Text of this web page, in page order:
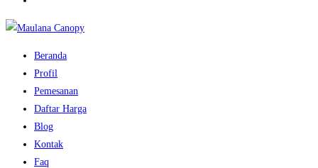
Beranda
Profil
Pemesanan
Daftar Harga
Blog
Kontak
Faq